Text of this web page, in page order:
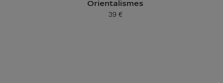
Orientalismes
Prix ​​actuel
39 €